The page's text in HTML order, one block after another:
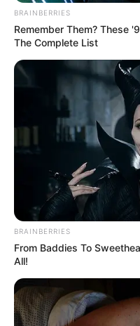
BRAINBERRIES
Remember Them? These
The Complete List
BRAINBERRIES
From Baddies To
All!